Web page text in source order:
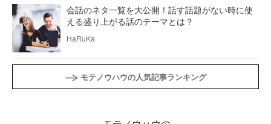
会話のネタ一覧を大公開！話す話題がない時に使
える盛り上がる話のテーマとは？
HaRuKa
モテノウハウの人気記事ランキング